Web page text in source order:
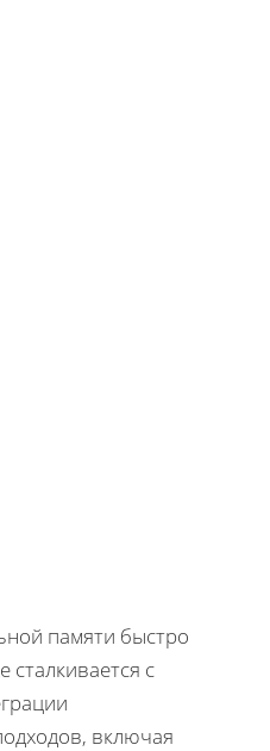
памяти быстро
сталкивается с
включая